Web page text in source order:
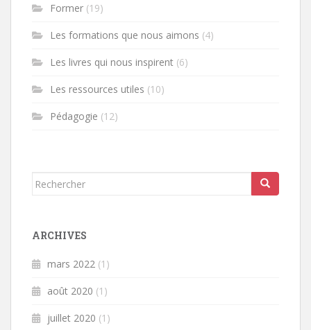
Former (19)
Les formations que nous aimons (4)
Les livres qui nous inspirent (6)
Les ressources utiles (10)
Pédagogie (12)
Rechercher...
ARCHIVES
mars 2022 (1)
août 2020 (1)
juillet 2020 (1)